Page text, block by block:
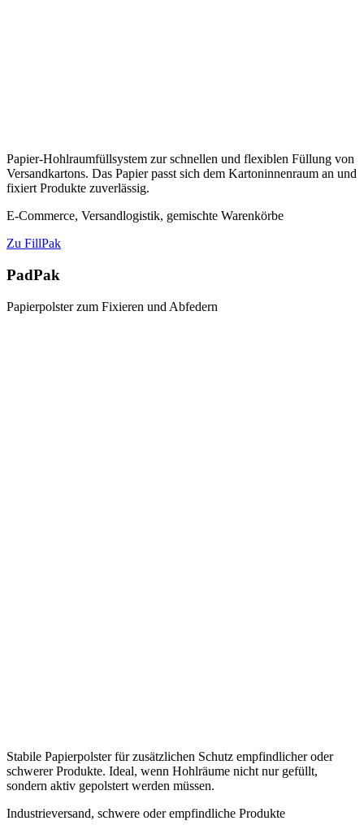
Papier-Hohlraumfüllsystem zur schnellen und flexiblen Füllung von
Versandkartons. Das Papier passt sich dem Kartoninnenraum an und
fixiert Produkte zuverlässig.
E-Commerce, Versandlogistik, gemischte Warenkörbe
Zu FillPak
PadPak
Papierpolster zum Fixieren und Abfedern
Stabile Papierpolster für zusätzlichen Schutz empfindlicher oder
schwerer Produkte. Ideal, wenn Hohlräume nicht nur gefüllt,
sondern aktiv gepolstert werden müssen.
Industrieversand, schwere oder empfindliche Produkte